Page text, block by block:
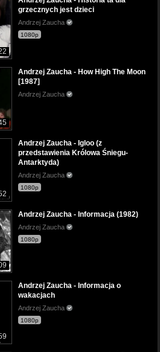
grzecznych jest dzieci
Andrzej Zaucha
1080p
Andrzej Zaucha - How High The Moon
[1987]
Andrzej Zaucha
Andrzej Zaucha - Igloo (z
przedstawienia Królowa Śniegu-
Antarktyda)
Andrzej Zaucha
1080p
Andrzej Zaucha - Informacja (1982)
Andrzej Zaucha
1080p
Andrzej Zaucha - Informacja o
wakacjach
Andrzej Zaucha
1080p